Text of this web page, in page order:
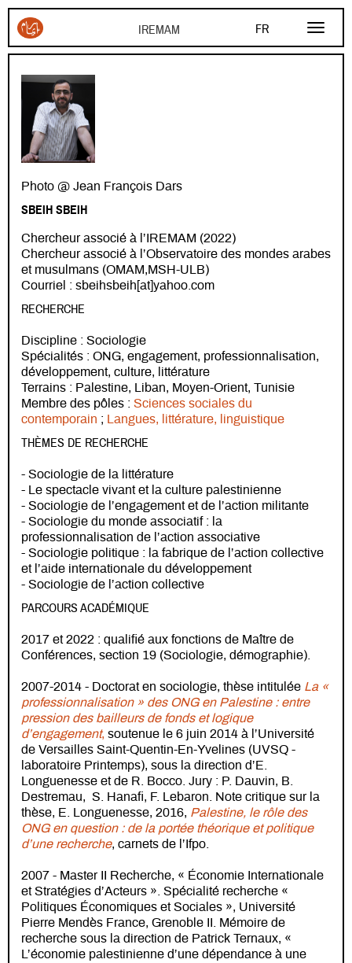
FR
EN
Aller au contenu principal
Photo @ Jean François Dars
SBEIH SBEIH
Chercheur associé à l’IREMAM (2022)
Chercheur associé à l’Observatoire des mondes arabes
et musulmans (OMAM,MSH-ULB)
Courriel : sbeihsbeih[at]yahoo.com
RECHERCHE
Discipline : Sociologie
Spécialités : ONG, engagement, professionnalisation,
développement, culture, littérature
Terrains : Palestine, Liban, Moyen-Orient, Tunisie
Membre des pôles : Sciences sociales du
contemporain ; Langues, littérature, linguistique
THÈMES DE RECHERCHE
- Sociologie de la littérature
- Le spectacle vivant et la culture palestinienne
- Sociologie de l’engagement et de l’action militante
- Sociologie du monde associatif : la
professionnalisation de l’action associative
- Sociologie politique : la fabrique de l’action collective
et l’aide internationale du développement
- Sociologie de l’action collective
PARCOURS ACADÉMIQUE
2017 et 2022 : qualifié aux fonctions de Maître de
Conférences, section 19 (Sociologie, démographie).
2007-2014 - Doctorat en sociologie, thèse intitulée La «
professionnalisation » des ONG en Palestine : entre
pression des bailleurs de fonds et logique
d’engagement, soutenue le 6 juin 2014 à l’Université
de Versailles Saint-Quentin-En-Yvelines (UVSQ -
laboratoire Printemps), sous la direction d’E.
Longuenesse et de R. Bocco. Jury : P. Dauvin, B.
Destremau, S. Hanafi, F. Lebaron. Note critique sur la
thèse, E. Longuenesse, 2016, Palestine, le rôle des
ONG en question : de la portée théorique et politique
d’une recherche, carnets de l’Ifpo.
2007 - Master II Recherche, « Économie Internationale
et Stratégies d’Acteurs ». Spécialité recherche «
Politiques Économiques et Sociales », Université
Pierre Mendès France, Grenoble II. Mémoire de
recherche sous la direction de Patrick Ternaux, «
L’économie palestinienne d’une dépendance à une